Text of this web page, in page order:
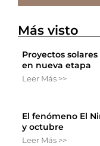
Más visto
Proyectos
en nueva etapa
Leer Más >>
El fenómeno El
y octubre
Leer Más >>